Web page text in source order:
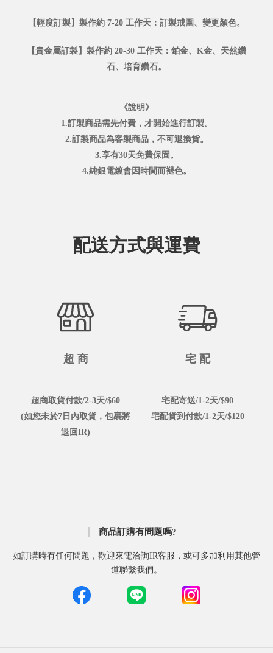
【輕度訂製】製作約 7-20 工作天：訂製戒圍、變更顏色。
【貴金屬訂製】製作約 20-30 工作天：鉑金、K金、天然鑽
石、培育鑽石。
《說明》
1.訂製商品需先付費，才開始進行訂製。
2.訂製商品為客製商品，不可退換貨。
3.享有30天免費保固。
4.純銀電鍍會因時間而褪色。
配送方式與運費
超 商
超商取貨付款/2-3天/$60
(如您未於7日內取貨，包裹將
退回IR)
宅 配
宅配寄送/1-2天/$90
宅配貨到付款/1-2天/$120
商品訂購有問題嗎?
如訂購時有任何問題，歡迎來電洽詢IR客服，或可多加利用其他管
道聯繫我們。